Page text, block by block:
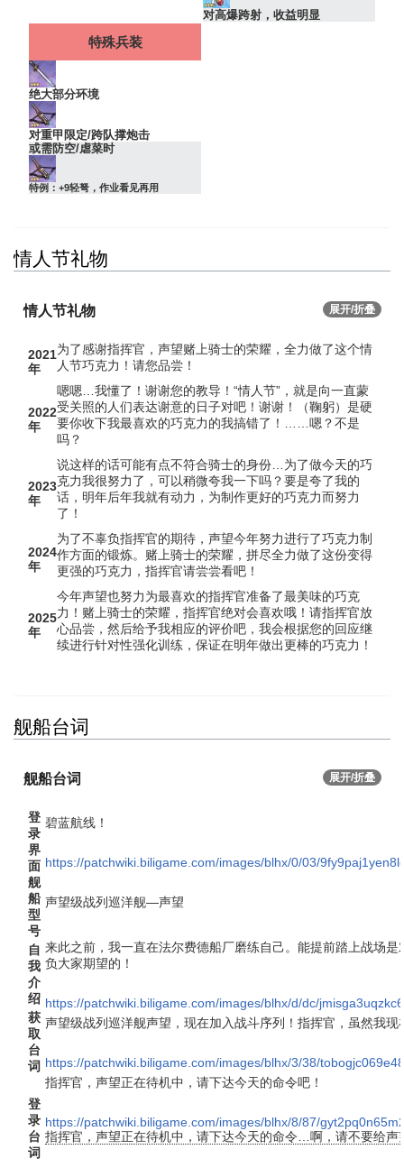
对高爆跨射，收益明显
特殊兵装
绝大部分环境
对重甲限定/跨队撑炮击
或需防空/虐菜时
特例：+9轻弩，作业看见再用
情人节礼物
情人节礼物 展开/折叠
2021
年
为了感谢指挥官，声望赌上骑士的荣耀，全力做了这个情
人节巧克力！请您品尝！
2022
年
嗯嗯…我懂了！谢谢您的教导！“情人节”，就是向一直蒙
受关照的人们表达谢意的日子对吧！谢谢！（鞠躬）是硬
要你收下我最喜欢的巧克力的我搞错了！……嗯？不是
吗？
2023
年
说这样的话可能有点不符合骑士的身份…为了做今天的巧
克力我很努力了，可以稍微夸我一下吗？要是夸了我的
话，明年后年我就有动力，为制作更好的巧克力而努力
了！
2024
年
为了不辜负指挥官的期待，声望今年努力进行了巧克力制
作方面的锻炼。赌上骑士的荣耀，拼尽全力做了这份变得
更强的巧克力，指挥官请尝尝看吧！
2025
年
今年声望也努力为最喜欢的指挥官准备了最美味的巧克
力！赌上骑士的荣耀，指挥官绝对会喜欢哦！请指挥官放
心品尝，然后给予我相应的评价吧，我会根据您的回应继
续进行针对性强化训练，保证在明年做出更棒的巧克力！
舰船台词
舰船台词 展开/折叠
登
录
界
面
碧蓝航线！
https://patchwiki.biligame.com/images/blhx/0/03/
舰
船
型
号
声望级战列巡洋舰—声望
自
我
介
绍
来此之前，我一直在法尔费德船厂磨练自己。能提前踏上战场
负大家期望的！
https://patchwiki.biligame.com/images/blhx/d/dc/
获
取
台
词
声望级战列巡洋舰声望，现在加入战斗序列！指挥官，虽然我
https://patchwiki.biligame.com/images/blhx/3/38/
登
录
台
词
指挥官，声望正在待机中，请下达今天的命令吧！
https://patchwiki.biligame.com/images/blhx/8/87/
指挥官，声望正在待机中，请下达今天的命令…啊，请不要给声